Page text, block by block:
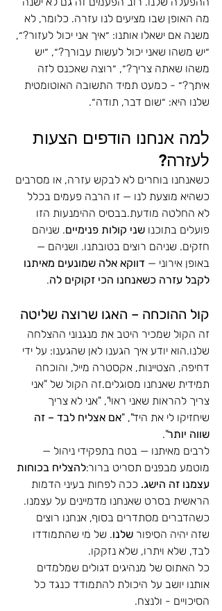
מה האופן שבו מציעים לנו עזרה. כלומר, לא
משנה אם ישאלו אותנו: ״איך אני יכול לעזור?״,
״יש משהו שאני יכול לעשות עבורך?״, ״יש
משהו שאתה צריך?״, ״רוצה שאכנס לזה
איתך?״ - כמעט תמיד התשובה האוטומטית
שלנו היא: ״שום דבר, תודה״.
למה אנחנו הודפים הצעות
לעזרה?
כשאנחנו בוחרים לא לבקש עזרה, או מסרבים
כשהיא מוצעת לנו — זו הרבה פעמים בכלל
לא החלטה מודעת.בבסיס ההימנעות הזו
פועלים בתוכנו שני קולות פנימיים. שניהם
חזקים. שניהם רוצים בטובתנו. ושניהם —
באופן אירוני — דווקא אלה שמונעים מאיתנו
לקבל עזרה כשאנחנו הכי זקוקים לה.
קול ההוכחה – האגו שרוצה שליטה
זה הקול שמכיר היטב את מנגנוני ההצלחה
שלנו.הוא יודע איך הגענו לאן שהגענו: על ידי
דחיפה, הצטיינות, אקסטרה מייל, והוכחה
תמידית שאנחנו מסוגלים.זה הקול של "אני
צריך להראות שאני ראוי", "אני לא צריך
שיחזיקו לי את היד", "אם אצליח לבד – זה
שווה יותר".
לרבים מאיתנו — בטח בתפקידי ניהול —
מוטמע מבפנים תסריט ברור:להצליח בכוחות
עצמנו זה הישג. ככה לפחות בעיני הדמות
הראשית בסרט שאנחנו מדמיינים על עצמנו.
כשהדברים מסתדרים בסוף, אנחנו רוצים
שזה יהיה הסיפור שלנו. של מי שהתמודדו
לבד, שלא ויתרו, שלא נזקקו.
כל האתוס של מנהיגים דגולים שמלמדים
אותנו יושב על היכולת להתמודד כנגד כל
הסיכויים - ולנצח.